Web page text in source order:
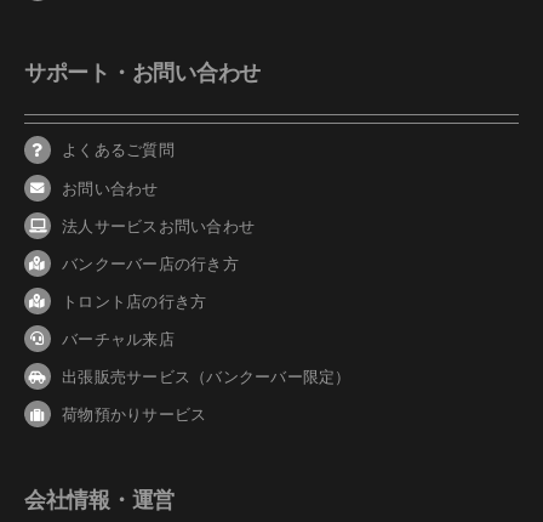
サポート・お問い合わせ
よくあるご質問
お問い合わせ
法人サービスお問い合わせ
バンクーバー 店の行き方
トロント店の行き方
バーチャル来店
出張販売サービス（バンクーバー限定）
荷物預かりサービス
会社情報・運営